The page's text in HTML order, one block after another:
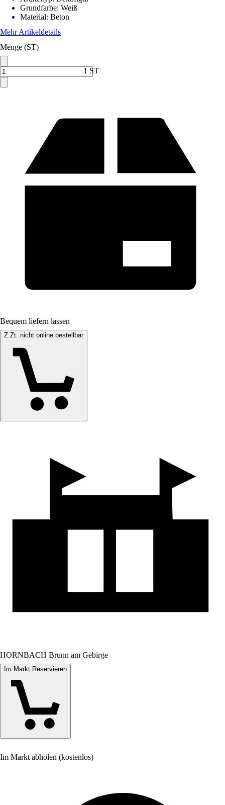
Grundfarbe: Weiß
Material: Beton
Mehr Artikeldetails
Menge (ST)
1 ST
Bequem liefern lassen
Z.Zt. nicht online bestellbar
HORNBACH Brunn am Gebirge
Im Markt Reservieren
Im Markt abholen (kostenlos)